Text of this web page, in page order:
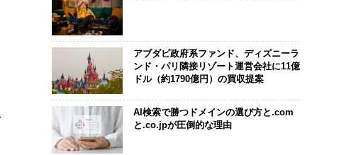
アブダビ政府系ファンド、ディズニーラ
ンド・パリ隣接リゾート運営会社に11億
ドル（約1790億円）の買収提案
AI検索で勝つドメインの選び方と.com
と.co.jpが圧倒的な理由